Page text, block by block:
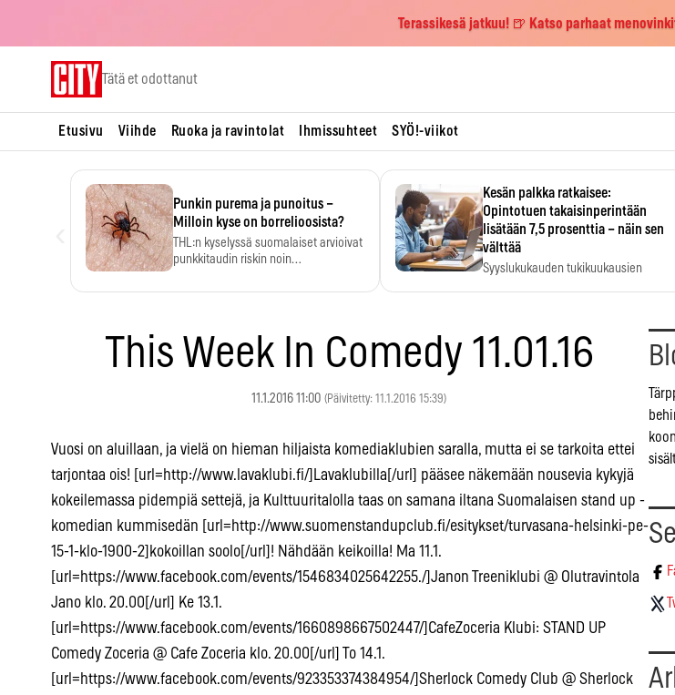
Terassikesä jatkuu! 🍺 Katso parhaat
Tätä et odottanut
Etusivu Viihde Ruoka ja ravintolat Ihmissuhteet SYÖ!-viikot
Punkin purema ja punoitus –
Milloin kyse on borrelioosista?
THL:n kyselyssä suomalaiset arvioivat
punkkitaudin riskin noin
Kesän palkka ratkaisee:
Opintotuen takaisinperintään
lisätään 7,5 prosenttia – näin sen
välttää
Syyslukukauden tukikuukausien
This Week In Comedy 11.01.16
11.1.2016 11:00 (Päivitetty: 11.1.2016 15:39)
Vuosi on aluillaan, ja vielä on hieman hiljaista komediaklubien saralla, mutta ei se tarkoita ettei
tarjontaa ois! [url=http://www.lavaklubi.fi/]Lavaklubilla[/url] pääsee näkemään nousevia kykyjä
kokeilemassa pidempiä settejä, ja Kulttuuritalolla taas on samana iltana Suomalaisen stand up -
komedian kummisedän [url=http://www.suomenstandupclub.fi/esitykset/turvasana-helsinki-pe-
15-1-klo-1900-2]kokoillan soolo[/url]! Nähdään keikoilla! Ma 11.1.
[url=https://www.facebook.com/events/1546834025642255./]Janon Treeniklubi @ Olutravintola
Jano klo. 20.00[/url] Ke 13.1.
[url=https://www.facebook.com/events/1660898667502447/]CafeZoceria Klubi: STAND UP
Comedy Zoceria @ Cafe Zoceria klo. 20.00[/url] To 14.1.
[url=https://www.facebook.com/events/923353374384954/]Sherlock Comedy Club @ Sherlock